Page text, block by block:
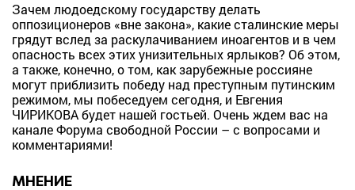
Зачем людоедскому государству делать
оппозиционеров «вне закона», какие сталинские меры
грядут вслед за раскулачиванием иноагентов и в чем
опасность всех этих унизительных ярлыков? Об этом,
а также, конечно, о том, как зарубежные россияне
могут приблизить победу над преступным путинским
режимом, мы побеседуем сегодня, и Евгения
ЧИРИКОВА будет нашей гостьей. Очень ждем вас на
канале Форума свободной России – с вопросами и
комментариями!
МНЕНИЕ